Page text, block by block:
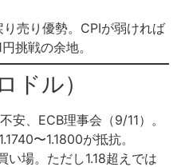
売り優勢。CPIが弱ければ
挑戦の余地。
ドル）
安、ECB理事会（9/11）。
〜1.1800が抵抗。
い場。ただし1.18超えでは